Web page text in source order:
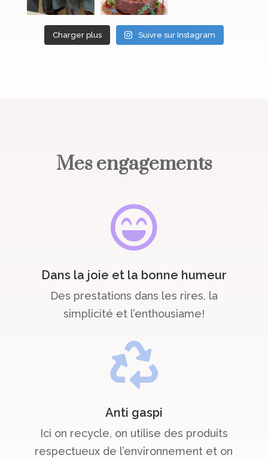
Charger plus Suivre sur Instagram
Mes engagements

Dans la joie et la bonne humeur
Des prestations dans les rires, la
simplicité et l’enthousiame!

Anti gaspi
Ici on recycle, on utilise des produits
respectueux de l’environnement et on